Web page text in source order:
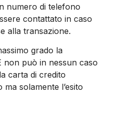
numero di telefono
contattato in caso
alla transazione.
grado la
non può in nessun caso
carta di credito
solamente l’esito